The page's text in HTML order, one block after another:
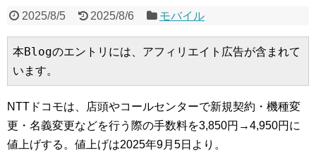
2025/8/5 2025/8/6 モバイル
本Blogのエントリには、アフィリエイト広告が含まれて
います。
NTTドコモは、店頭やコールセンターで新規契約・機種変
更・名義変更などを行う際の手数料を3,850円→4,950円に
値上げする。値上げは2025年9月5日より。